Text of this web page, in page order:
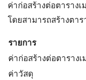
ค่าก่อสร้างต่อตาราง
โดยสามารถสร้างตา
รายการ
ค่าก่อสร้างต่อตารางเ
ค่าวัสดุ